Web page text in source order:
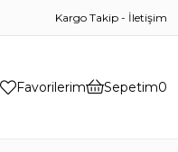
Kargo Takip - İletişim
Favorilerim Sepetim0